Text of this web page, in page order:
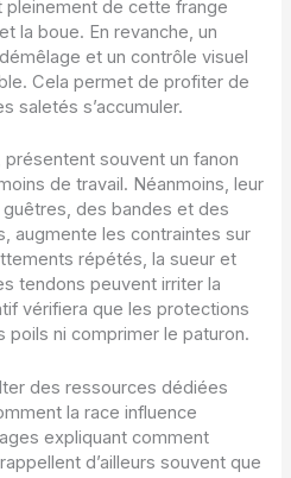
pleinement de cette frange
la boue. En revanche, un
et un contrôle visuel
Cela permet de profiter de
saletés s’accumuler.
souvent un fanon
de travail. Néanmoins, leur
des bandes et des
augmente les contraintes sur
répétés, la sueur et
tendons peuvent irriter la
vérifiera que les protections
poils ni comprimer le paturon.
des ressources dédiées
la race influence
expliquant comment
rappellent d’ailleurs souvent que